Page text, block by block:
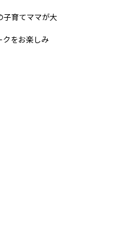
子育てママが大
クをお楽しみ